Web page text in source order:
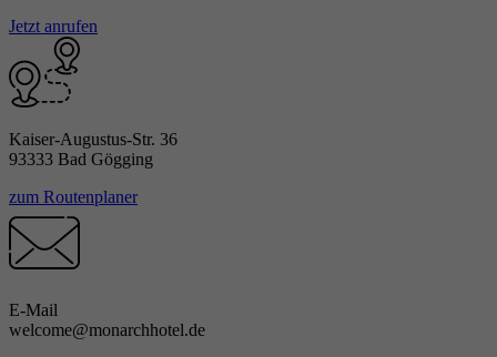
Jetzt anrufen
Kaiser-Augustus-Str. 36
93333 Bad Gögging
zum Routenplaner
E-Mail
welcome@monarchhotel.de